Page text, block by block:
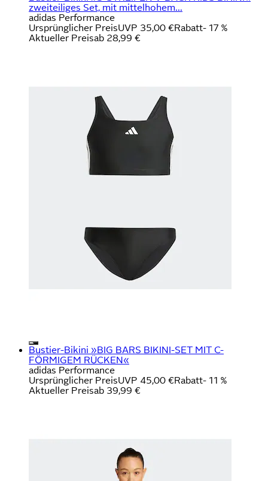
zweiteiliges Set, mit mittelhohem...
adidas Performance
Ursprünglicher PreisUVP 35,00 €Rabatt- 17 %
Aktueller Preisab 28,99 €
Bustier-Bikini »BIG BARS BIKINI-SET MIT C-
FÖRMIGEM RÜCKEN«
adidas Performance
Ursprünglicher PreisUVP 45,00 €Rabatt- 11 %
Aktueller Preisab 39,99 €